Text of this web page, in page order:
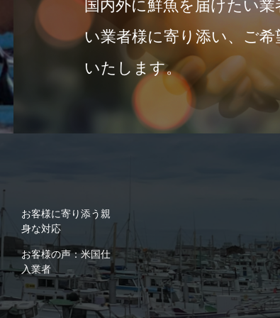
国内外に鮮魚を届けたい
い業者様に寄り添い、ご
いたします。
お客様に寄り添う親
身な対応
お客様の声：米国仕
入業者